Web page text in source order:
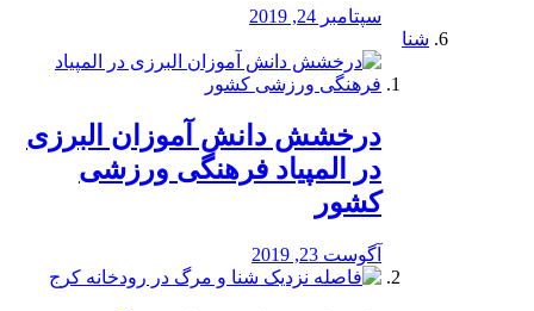
سپتامبر 24, 2019
شنا
درخشش دانش آموزان البرزی
در المپیاد فرهنگی ورزشی
کشور
آگوست 23, 2019